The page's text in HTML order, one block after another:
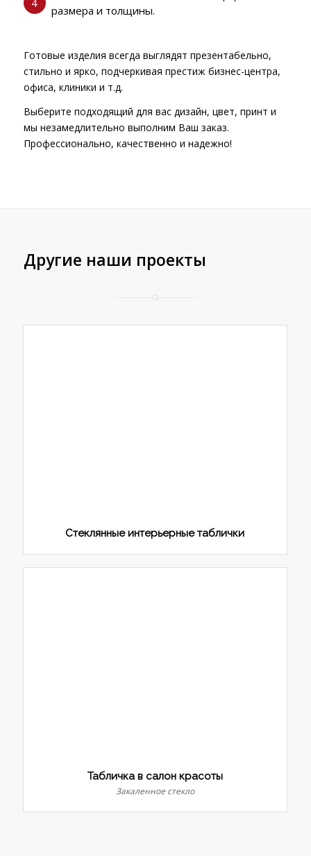
размера и толщины.
Готовые изделия всегда выглядят презентабельно,
стильно и ярко, подчеркивая престиж бизнес-центра,
офиса, клиники и т.д.
Выберите подходящий для вас дизайн, цвет, принт и
мы незамедлительно выполним Ваш заказ.
Профессионально, качественно и надежно!
Другие наши проекты
Стеклянные интерьерные таблички
Табличка в салон красоты
Закаленное стекло